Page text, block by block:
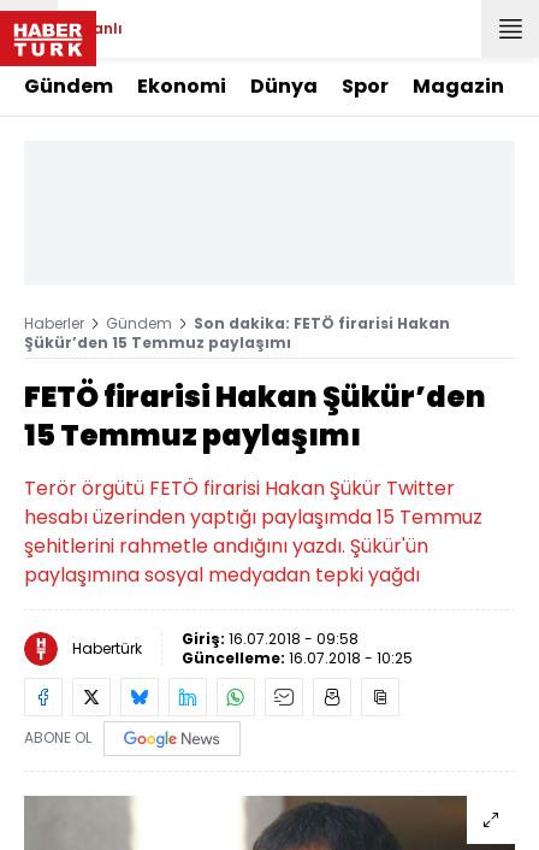
Canlı
Gündem Ekonomi Dünya Spor Magazin
Haberler Gündem
Son dakika: FETÖ firarisi Hakan
Şükür’den 15 Temmuz paylaşımı
FETÖ firarisi Hakan Şükür’den
15 Temmuz paylaşımı
Terör örgütü FETÖ firarisi Hakan Şükür Twitter
hesabı üzerinden yaptığı paylaşımda 15 Temmuz
şehitlerini rahmetle andığını yazdı. Şükür'ün
paylaşımına sosyal medyadan tepki yağdı
Habertürk Giriş: 16.07.2018 - 09:58
Güncelleme: 16.07.2018 - 10:25
ABONE OL